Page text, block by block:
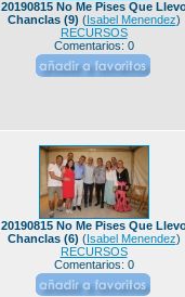
20190815 No Me Pises Que
Chanclas (9) (Isabel Menendez)
RECURSOS
Comentarios: 0
20190815 No Me Pises Que
Chanclas (6) (Isabel Menendez)
RECURSOS
Comentarios: 0